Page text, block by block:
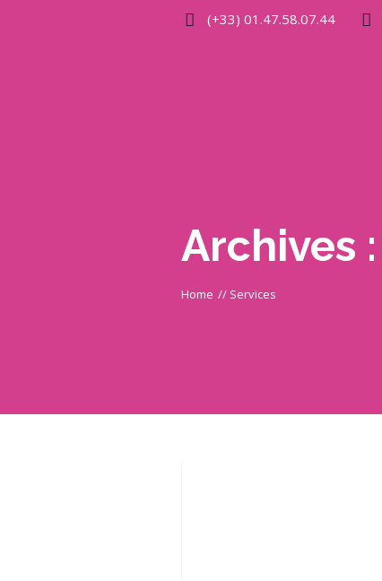
(+33) 01.47.58.07.44
Archives :
Home // Services